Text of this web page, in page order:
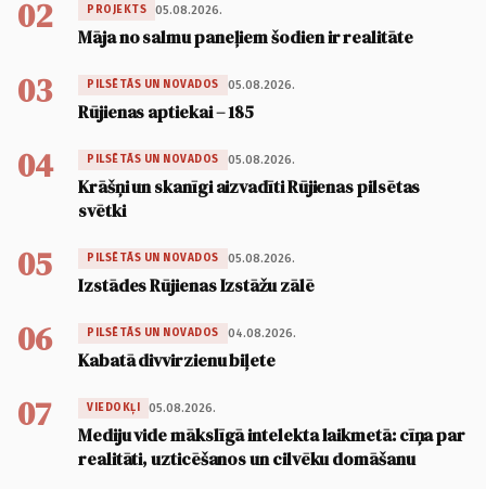
02 PROJEKTS 05.08.2026.
Māja no salmu paneļiem šodien ir realitāte
03 PILSĒTĀS UN NOVADOS 05.08.2026.
Rūjienas aptiekai – 185
04 PILSĒTĀS UN NOVADOS 05.08.2026.
Krāšņi un skanīgi aizvadīti Rūjienas pilsētas
svētki
05 PILSĒTĀS UN NOVADOS 05.08.2026.
Izstādes Rūjienas Izstāžu zālē
06 PILSĒTĀS UN NOVADOS 04.08.2026.
Kabatā divvirzienu biļete
07 VIEDOKĻI 05.08.2026.
Mediju vide mākslīgā intelekta laikmetā: cīņa par
realitāti, uzticēšanos un cilvēku domāšanu